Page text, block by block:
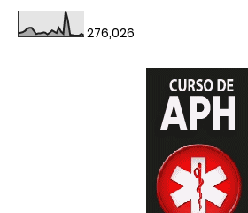
276,026